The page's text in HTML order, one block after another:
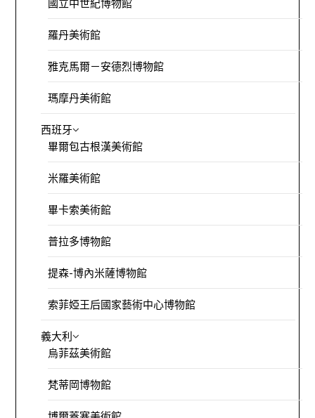
國立中世紀博物館
羅丹美術館
雅克馬爾－安德烈博物館
瑪摩丹美術館
西班牙
畢爾包古根漢美術館
米羅美術館
畢卡索美術館
普拉多博物館
提森-博內米薩博物館
索菲婭王后國家藝術中心博物館
義大利
烏菲茲美術館
梵蒂岡博物館